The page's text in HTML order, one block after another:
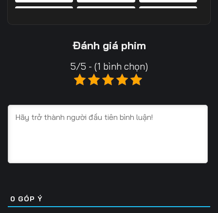
20
25 26
31 32 33
37 38 39
Đánh giá phim
5/5 - (1 bình chọn)
0 GÓP Ý